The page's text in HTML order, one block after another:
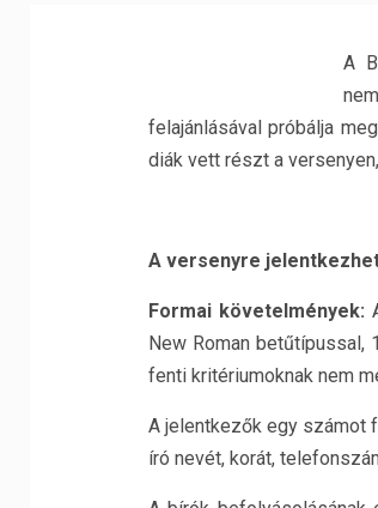
A
felajánlásával próbálja
diák vett részt a
A versenyre
Formai követelmények:
New Roman
fenti kritériumoknak nem
A jelentkezők egy számot
író nevét, korát,